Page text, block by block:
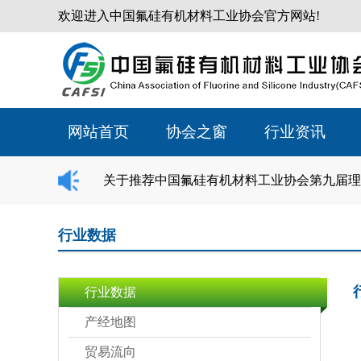
欢迎进入中国氟硅有机材料工业协会官方网站!
网站首页 协会之窗 行业资讯
关于推荐中国氟硅有机材料工业协会第九届
行业数据
行业数据
产经地图
贸易流向